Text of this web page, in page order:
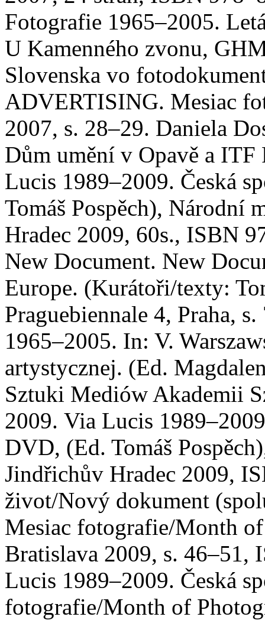
Fotografie 1965–2005.
U Kamenného zvonu,
Slovenska vo
ADVERTISING. Mesiac
2007, s. 28–29. Daniela
Dům umění v Opavě a
Lucis 1989–2009. Česká
Tomáš Pospěch), Národní
Hradec 2009, 60s., ISBN
New Document. New
Europe. (Kurátoři/texty:
Praguebiennale 4, Praha,
1965–2005. In: V.
artystycznej. (Ed.
Sztuki Mediów Akademii
2009. Via Lucis
DVD, (Ed. Tomáš
Jindřichův Hradec 2009,
život/Nový dokument
Mesiac fotografie/Month
Bratislava 2009, s. 46–51,
Lucis 1989–2009. Česká
fotografie/Month of